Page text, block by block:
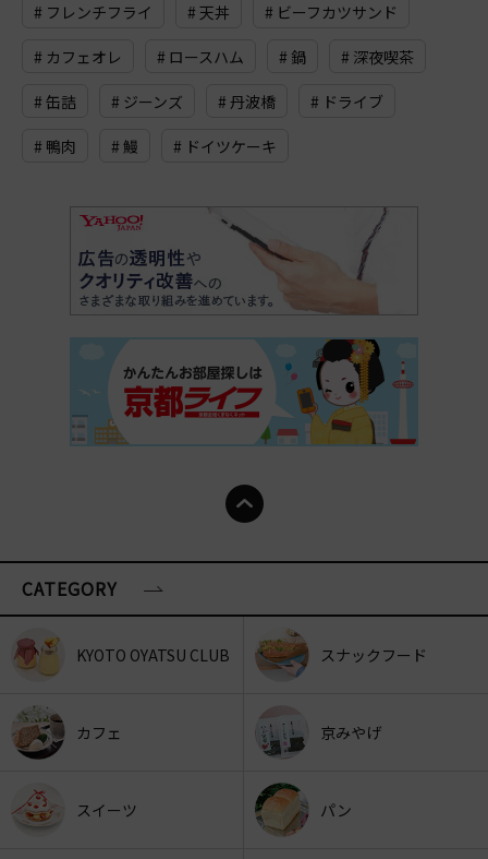
# フレンチフライ # 天丼 # ビーフカツサンド
# カフェオレ # ロースハム # 鍋 # 深夜喫茶
# 缶詰 # ジーンズ # 丹波橋 # ドライブ
# 鴨肉 # 鰻 # ドイツケーキ
CATEGORY
KYOTO OYATSU CLUB スナックフード
カフェ 京みやげ
スイーツ パン